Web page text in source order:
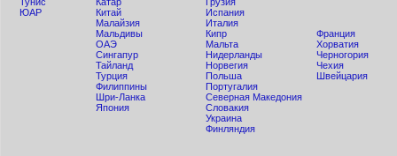
ЮАР
Китай
Малайзия
Мальдивы
ОАЭ
Сингапур
Тайланд
Турция
Филиппины
Шри-Ланка
Япония
Испания
Италия
Кипр
Мальта
Нидерланды
Норвегия
Польша
Португалия
Северная Македония
Словакия
Украина
Финляндия
Франция
Хорватия
Черногория
Чехия
Швейцария